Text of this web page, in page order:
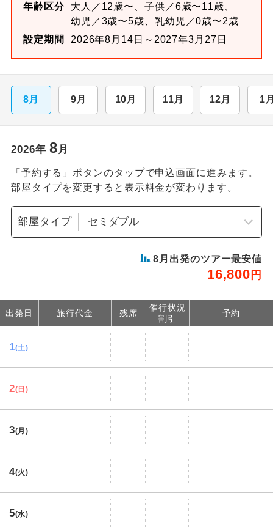
年齢区分
大人／12歳〜、子供／6歳〜11歳、
幼児／3歳〜5歳、乳幼児／0歳〜2歳
設定期間
2026年8月14日～2027年3月27日
8月 9月 10月 11月 12月 1
2026年 8月
「予約する」ボタンのタップで申込画面に進みます。
部屋タイプを変更すると表示料金が変わります。
部屋タイプ
8 月出発のツアー最安値
16,800 円
出発日 旅行代金 残席
催行状況
割引
予約
1(土)
2(日)
3(月)
4(火)
5(水)